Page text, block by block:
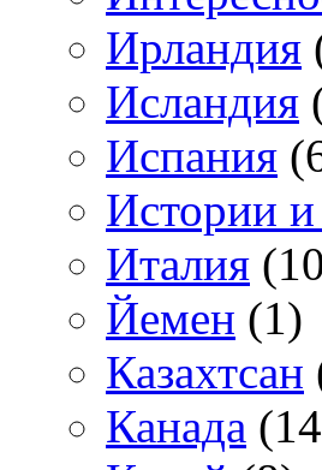
Ирландия
Исландия
Испания
Истории
Италия
Йемен (1)
Казахтсан
Канада